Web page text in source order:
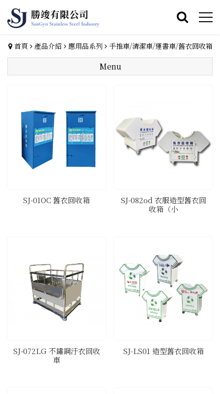
首頁 產品介紹 應用品系列 手推車/清潔車/運書車/舊衣回收箱
Menu
SJ-01OC 舊衣回收箱
SJ-082od 衣服造型舊衣回
收箱（小
SJ-072LG 不鏽鋼汙衣回收
車
SJ-LS01 造型舊衣回收箱